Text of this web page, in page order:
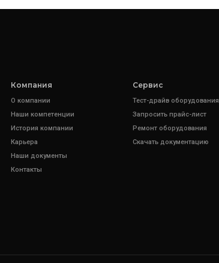
Компания
О компании
Наши компетенции
История компании
Карьера
Наши документы
Контакты
Сервис
Тест-драйв оборудования
Запросить прайс-лист
Ремонт оборудования
Скачать документацию